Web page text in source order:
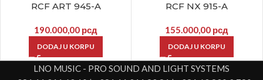
RCF ART 945-A
190.000,00 рсд
DODAJ U KORPU
RCF NX 915-A
155.000,00 рсд
DODAJ U KORPU
LNO MUSIC - PRO SOUND AND LIGHT SYSTEMS